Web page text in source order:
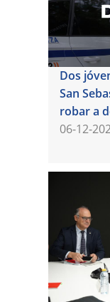
Dos
San
robar a
06-12-